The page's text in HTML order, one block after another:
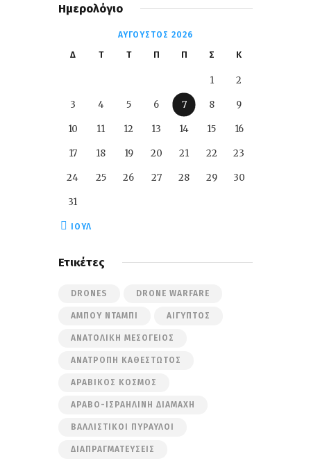
Ημερολόγιο
ΑΎΓΟΥΣΤΟΣ 2026
Δ Τ Τ Π Π Σ Κ
1 2
3 4 5 6 7 8 9
10 11 12 13 14 15 16
17 18 19 20 21 22 23
24 25 26 27 28 29 30
31
« ΙΟΎΛ
Ετικέτες
DRONES DRONE WARFARE
ΆΜΠΟΥ ΝΤΆΜΠΙ ΑΊΓΥΠΤΟΣ
ΑΝΑΤΟΛΙΚΉ ΜΕΣΌΓΕΙΟΣ
ΑΝΑΤΡΟΠΉ ΚΑΘΕΣΤΏΤΟΣ
ΑΡΑΒΙΚΌΣ ΚΌΣΜΟΣ
ΑΡΑΒΟ-ΙΣΡΑΗΛΙΝΉ ΔΙΑΜΆΧΗ
ΒΑΛΛΙΣΤΙΚΟΊ ΠΎΡΑΥΛΟΙ
ΔΙΑΠΡΑΓΜΑΤΕΎΣΕΙΣ